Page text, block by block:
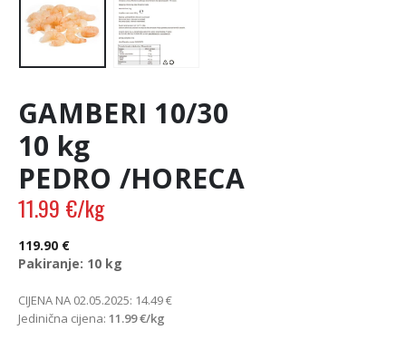
GAMBERI 10/30
10 kg
PEDRO /HORECA
11.99 €/kg
119.90 €
Pakiranje: 10 kg
CIJENA NA 02.05.2025: 14.49€
Jedinična cijena: 11.99€/kg